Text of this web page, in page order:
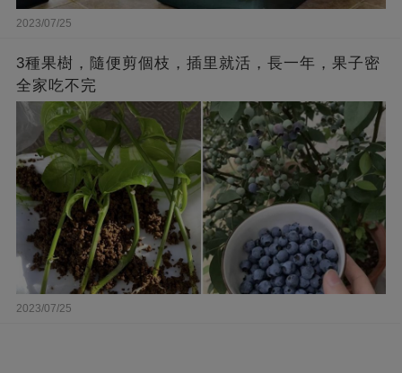
2023/07/25
3種果樹，隨便剪個枝，插里就活，長一年，果子密
全家吃不完
2023/07/25